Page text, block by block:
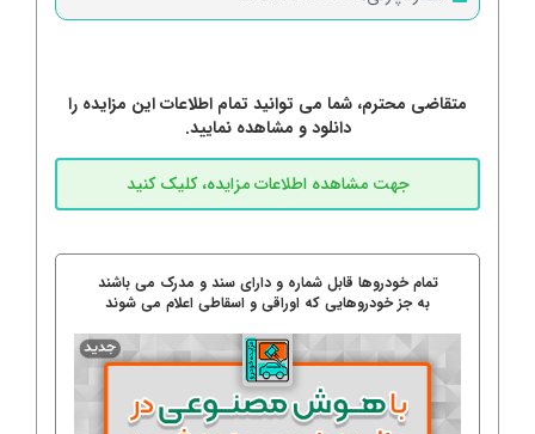
متقاضی محترم، شما می توانید تمام اطلاعات این مزایده را
دانلود و مشاهده نمایید.
تمام خودروها قابل شماره و دارای سند و مدرک می باشند
به جز خودروهایی که اوراقی و اسقاطی اعلام می شوند